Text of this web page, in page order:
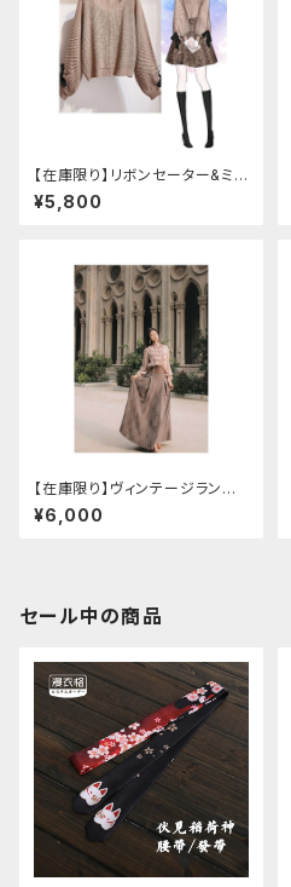
【在庫限り】リボンセーター&ミニ
スカート セットアップ
¥5,800
【在庫限り】ヴィンテージランタ
ン袖フリルブラウス＋チェックハ
イウエストスカートセット
¥6,000
セール中の商品